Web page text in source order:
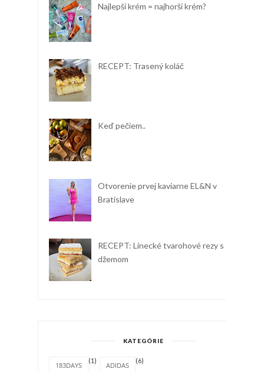
Najlepší krém = najhorší krém?
RECEPT: Trasený koláč
Keď pečiem..
Otvorenie prvej kaviarne EL&N v
Bratislave
RECEPT: Linecké tvarohové rezy s
džemom
KATEGÓRIE
183DAYS
(1)
ADIDAS
(6)